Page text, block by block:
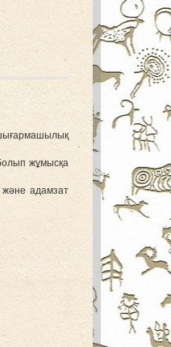
жұмысқа
адамзат